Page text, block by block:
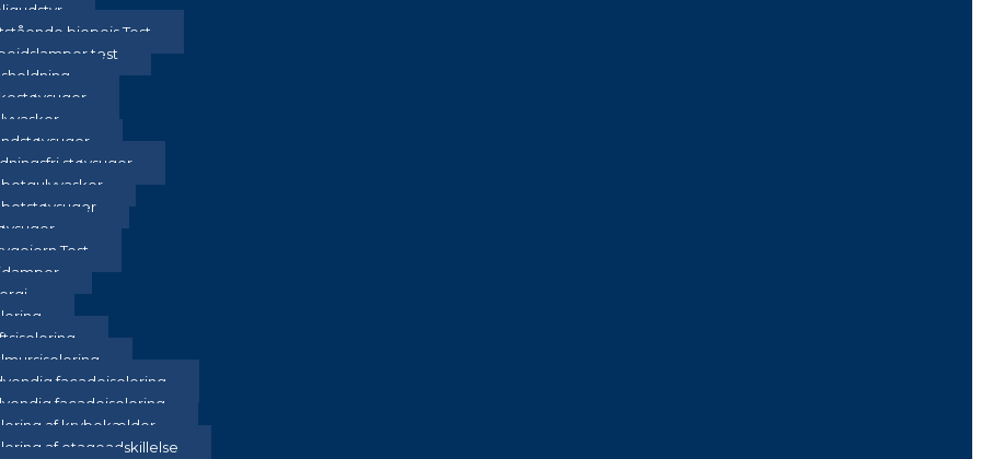
biopejs Test
test
støvsuger
Test
facadeisolering
facadeisolering
af krybekælder
af etageadskillelse